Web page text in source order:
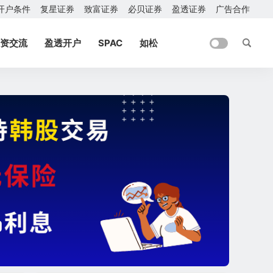
户条件 复星证券 致富证券 必贝证券 盈透证券 广告合作
交流 盈透开户 SPAC 如松